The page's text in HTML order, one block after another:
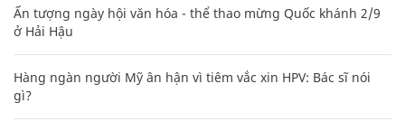
Ấn tượng ngày hội văn hóa - thể thao mừng Quốc khánh 2/9
ở Hải Hậu
Hàng ngàn người Mỹ ân hận vì tiêm vắc xin HPV: Bác sĩ nói
gì?